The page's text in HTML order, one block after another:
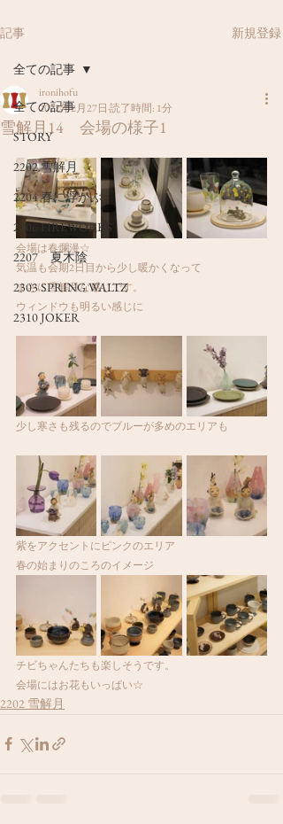
記事 新規登録
全ての記事
STORY
2202 雪解月
2204 春に浮かぶ
2206 FIREWORKS
2207 夏木陰
2303 SPRING WALTZ
2310 JOKER
全ての記事
雪解月14 会場の様子1
ironihofu
2022年2月27日 読了時間: 1分
会場は春爛漫☆
気温も会期2日目から少し暖かくなって
まさに雪解月な感じです。
ウィンドウも明るい感じに
少し寒さも残るのでブルーが多めのエリアも
紫をアクセントにピンクのエリア
春の始まりのころのイメージ
チビちゃんたちも楽しそうです。
会場にはお花もいっぱい☆
2202 雪解月